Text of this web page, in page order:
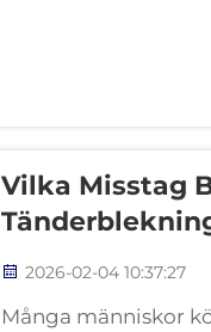
Vilka Misstag
2026-02-04 10:37:27
Många människor